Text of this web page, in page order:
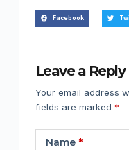
Facebook
Leave a Reply
Your email address
fields are marked *
Name*